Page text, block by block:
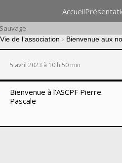
Accueil
Vie de l’association › Bienvenue aux
5 avril 2023 à 10 h 50 min
Bienvenue à l’ASCPF Pierre.
Pascale